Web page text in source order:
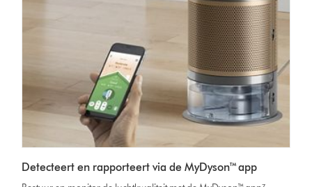
Detecteert en rapporteert via de MyDyson™ app